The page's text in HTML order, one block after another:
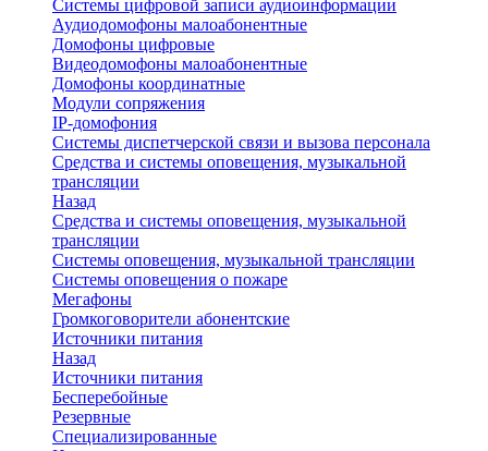
Системы цифровой записи аудиоинформации
Аудиодомофоны малоабонентные
Домофоны цифровые
Видеодомофоны малоабонентные
Домофоны координатные
Модули сопряжения
IP-домофония
Системы диспетчерской связи и вызова персонала
Средства и системы оповещения, музыкальной
трансляции
Назад
Средства и системы оповещения, музыкальной
трансляции
Системы оповещения, музыкальной трансляции
Системы оповещения о пожаре
Мегафоны
Громкоговорители абонентские
Источники питания
Назад
Источники питания
Бесперебойные
Резервные
Специализированные